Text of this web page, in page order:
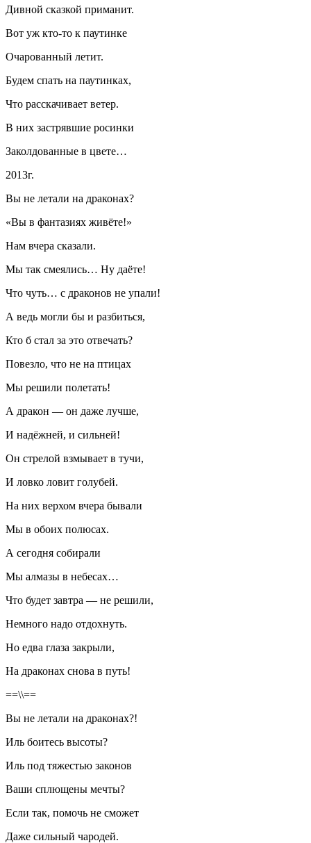
Дивной сказкой приманит.
Вот уж кто-то к паутинке
Очарованный летит.
Будем спать на паутинках,
Что расскачивает ветер.
В них застрявшие росинки
Заколдованные в цвете…
2013г.
Вы не летали на драконах?
«Вы в фантазиях живёте!»
Нам вчера сказали.
Мы так смеялись… Ну даёте!
Что чуть… с драконов не упали!
А ведь могли бы и разбиться,
Кто б стал за это отвечать?
Повезло, что не на птицах
Мы решили полетать!
А дракон — он даже лучше,
И надёжней, и сильней!
Он стрелой взмывает в тучи,
И ловко ловит голубей.
На них верхом вчера бывали
Мы в обоих полюсах.
А сегодня собирали
Мы алмазы в небесах…
Что будет завтра — не решили,
Немного надо отдохнуть.
Но едва глаза закрыли,
На драконах снова в путь!
==\\==
Вы не летали на драконах?!
Иль боитесь высоты?
Иль под тяжестью законов
Ваши сплющены мечты?
Если так, помочь не сможет
Даже сильный чародей.